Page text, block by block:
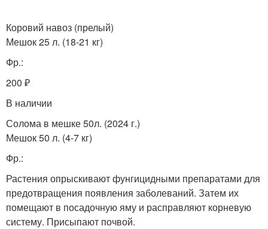
Коровий навоз (прелый)
Мешок 25 л. (18-21 кг)
Фр.:
200 ₽
В наличии
Солома в мешке 50л. (2024 г.)
Мешок 50 л. (4-7 кг)
Фр.:
Растения опрыскивают фунгицидными препаратами для
предотвращения появления заболеваний. Затем их
помещают в посадочную яму и расправляют корневую
систему. Присыпают почвой.